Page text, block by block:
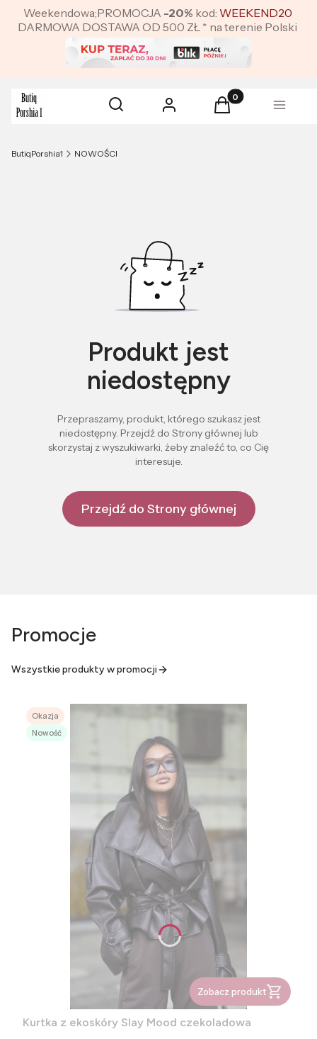
Weekendowa;PROMOCJA -20% kod: WEEKEND20
DARMOWA DOSTAWA OD 500 ZŁ * na terenie Polski
Otwórz wyszukiwarkę
Szukaj Zaloguj się Produkty w
Koszyk Menu
ButiqPorshia1 NOWOŚCI
Produkt jest
niedostępny
Przepraszamy, produkt, którego szukasz jest
niedostępny. Przejdź do Strony głównej lub
skorzystaj z wyszukiwarki, żeby znaleźć to, co Cię
interesuje.
Przejdź do Strony głównej
Promocje
Wszystkie produkty w promocji
Okazja
Nowość
Zobacz produkt
Kurtka z ekoskóry Slay Mood czekoladowa